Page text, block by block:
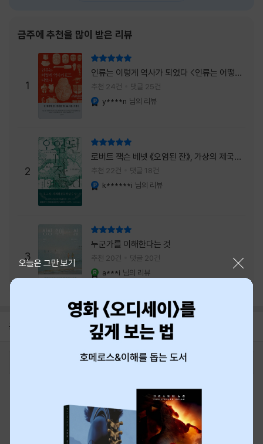
흔적을 따라 낯선 나라를 여행하게 된다는 설정
이 무더운 여름을 벗어나는 피서처럼 흥미롭기
만 하다. 처음에는 단순한 추적 이야기인 줄 알
았는데, 읽을수록 전혀 다른 방향으로 흘러간
다. '왜 이런 일이 벌어졌을까?', '이 사람이 정
말 믿어도
금주에 추천을 많이 받은 리뷰
1
인류는 이렇게 역사가 되었다 <인류는 어떻게
역사가 되었나>
추천 24건 댓글 25건
y****n 님의 리뷰
2
로버트 잭슨 베넷 《오염된 잔》, 가상의 제국이
주는 실감과 미스터리 사건의 치밀함이 이루어
내는 최상의 시너지...
추천 22건 댓글 18건
k******i 님의 리뷰
3
누군가를 이해한다는 것
추천 20건 댓글 20건
a***i 님의 리뷰
공지 8월 신용카드 무이자할부 안내
오늘은 그만 보기
최근 본 상품
티켓 1544-6399
중고샵 1566-4295
eBook 1:1문의/채팅상담
예스이십사(주) 사업자 정보
이용약관
개인정보처리방침
청소년보호정책